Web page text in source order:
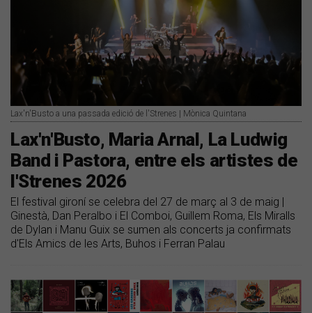
Lax'n'Busto a una passada edició de l'Strenes | Mònica Quintana
Lax'n'Busto, Maria Arnal, La Ludwig
Band i Pastora, entre els artistes de
l'Strenes 2026
El festival gironí se celebra del 27 de març al 3 de maig |
Ginestà, Dan Peralbo i El Comboi, Guillem Roma, Els Miralls
de Dylan i Manu Guix se sumen als concerts ja confirmats
d'Els Amics de les Arts, Buhos i Ferran Palau